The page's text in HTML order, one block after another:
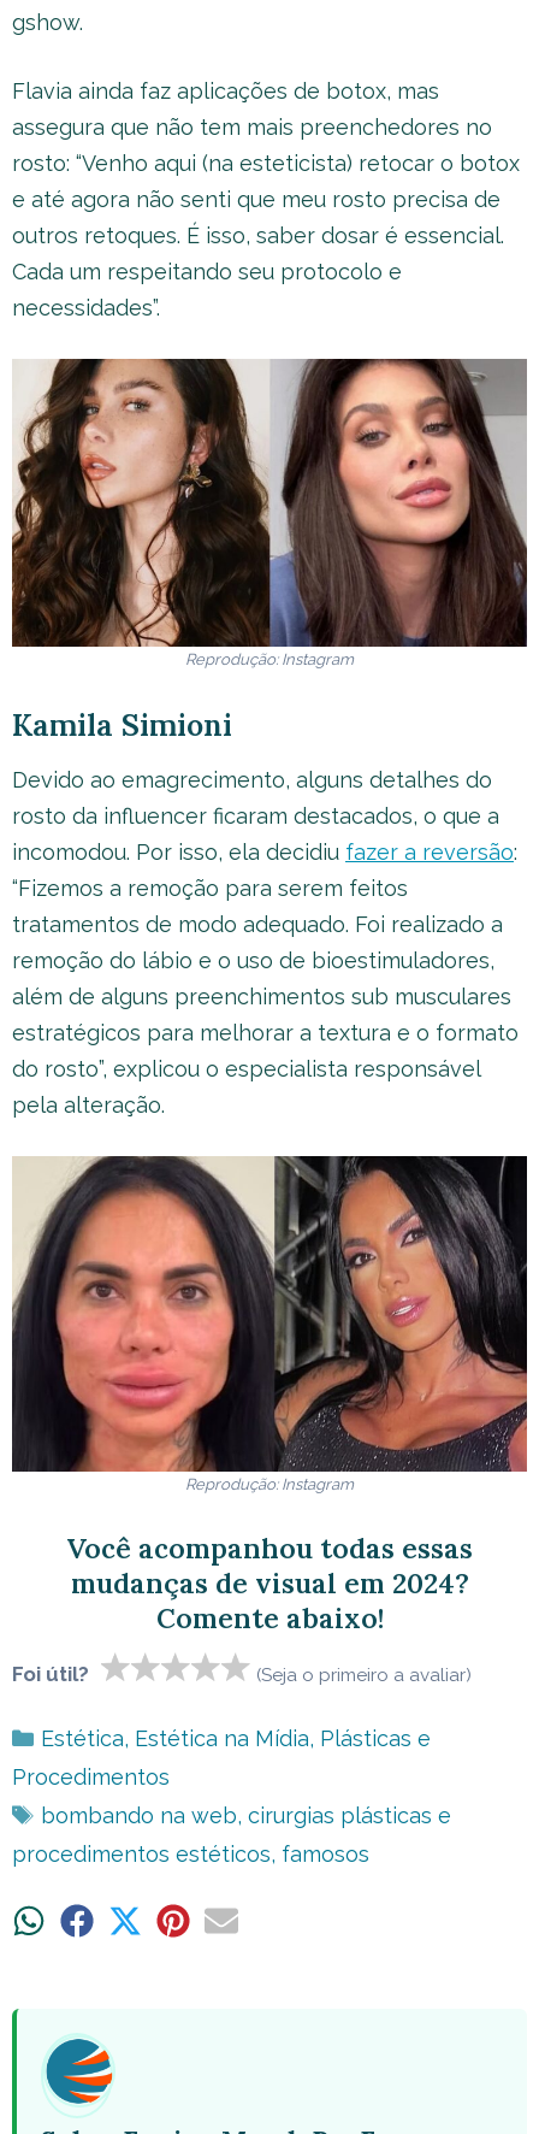
gshow.
Flavia ainda faz aplicações de botox, mas
assegura que não tem mais preenchedores no
rosto: “Venho aqui (na esteticista) retocar o botox
e até agora não senti que meu rosto precisa de
outros retoques. É isso, saber dosar é essencial.
Cada um respeitando seu protocolo e
necessidades”.
Reprodução: Instagram
Kamila Simioni
Devido ao emagrecimento, alguns detalhes do
rosto da influencer ficaram destacados, o que a
incomodou. Por isso, ela decidiu fazer a reversão:
“Fizemos a remoção para serem feitos
tratamentos de modo adequado. Foi realizado a
remoção do lábio e o uso de bioestimuladores,
além de alguns preenchimentos sub musculares
estratégicos para melhorar a textura e o formato
do rosto”, explicou o especialista responsável
pela alteração.
Reprodução: Instagram
Você acompanhou todas essas
mudanças de visual em 2024?
Comente abaixo!
Foi útil? (Seja o primeiro a avaliar)
Categorias
Estética, Estética na Mídia, Plásticas e
Procedimentos
Tags
bombando na web, cirurgias plásticas e
procedimentos estéticos, famosos
ShareShare ShareShareShare